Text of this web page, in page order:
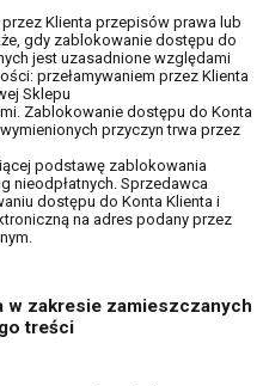
Klienta przepisów prawa lub
gdy zablokowanie dostępu do
jest uzasadnione względami
przełamywaniem przez Klienta
Sklepu
Zablokowanie dostępu do Konta
przyczyn trwa przez
podstawę zablokowania
nieodpłatnych. Sprzedawca
dostępu do Konta Klienta i
na adres podany przez
w zakresie zamieszczanych
treści